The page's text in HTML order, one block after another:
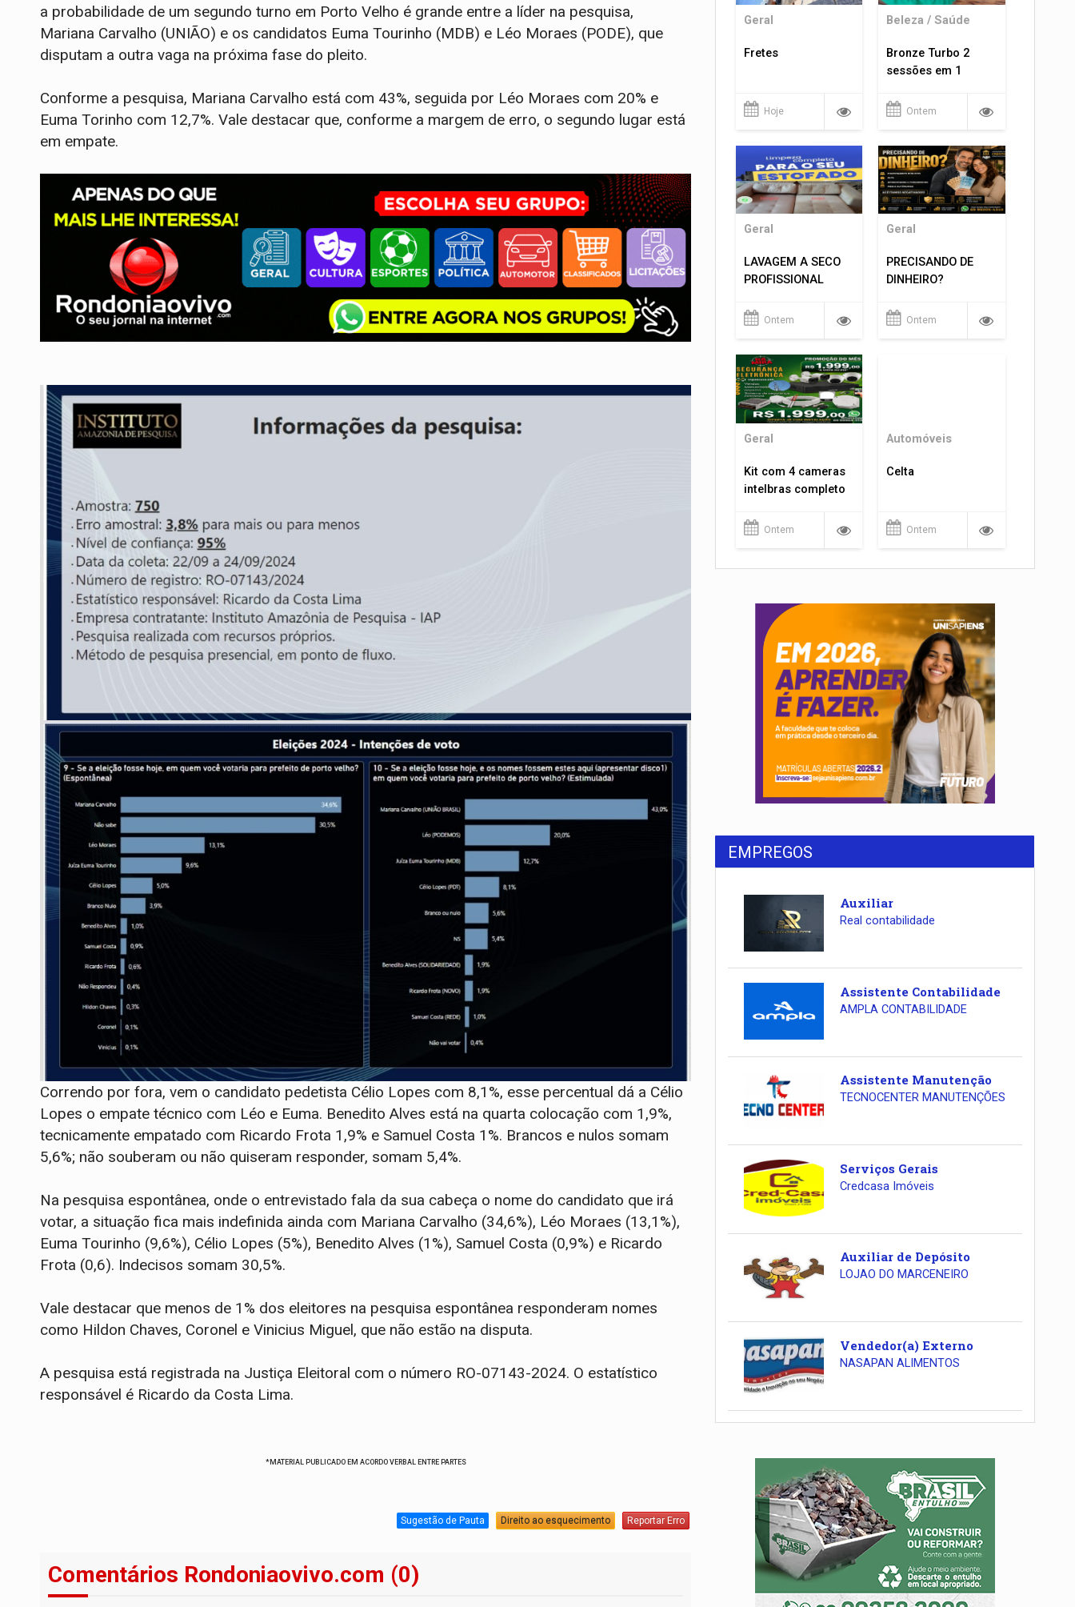
a probabilidade de um segundo turno em Porto Velho é grande entre a líder na pesquisa,
Mariana Carvalho (UNIÃO) e os candidatos Euma Tourinho (MDB) e Léo Moraes (PODE), que
disputam a outra vaga na próxima fase do pleito.
Conforme a pesquisa, Mariana Carvalho está com 43%, seguida por Léo Moraes com 20% e
Euma Torinho com 12,7%. Vale destacar que, conforme a margem de erro, o segundo lugar está
em empate.
Correndo por fora, vem o candidato pedetista Célio Lopes com 8,1%, esse percentual dá a Célio
Lopes o empate técnico com Léo e Euma. Benedito Alves está na quarta colocação com 1,9%,
tecnicamente empatado com Ricardo Frota 1,9% e Samuel Costa 1%. Brancos e nulos somam
5,6%; não souberam ou não quiseram responder, somam 5,4%.
Na pesquisa espontânea, onde o entrevistado fala da sua cabeça o nome do candidato que irá
votar, a situação fica mais indefinida ainda com Mariana Carvalho (34,6%), Léo Moraes (13,1%),
Euma Tourinho (9,6%), Célio Lopes (5%), Benedito Alves (1%), Samuel Costa (0,9%) e Ricardo
Frota (0,6). Indecisos somam 30,5%.
Vale destacar que menos de 1% dos eleitores na pesquisa espontânea responderam nomes
como Hildon Chaves, Coronel e Vinicius Miguel, que não estão na disputa.
A pesquisa está registrada na Justiça Eleitoral com o número RO-07143-2024. O estatístico
responsável é Ricardo da Costa Lima.
*MATERIAL PUBLICADO EM ACORDO VERBAL ENTRE PARTES
Sugestão de Pauta Direito ao esquecimento Reportar Erro
Comentários Rondoniaovivo.com (0)
Geral
Fretes
Hoje
Beleza / Saúde
Bronze Turbo 2
sessões em 1
Ontem
Geral
LAVAGEM A SECO
PROFISSIONAL
Ontem
Geral
PRECISANDO DE
DINHEIRO?
Ontem
Geral
Kit com 4 cameras
intelbras completo
Ontem
Automóveis
Celta
Ontem
EMPREGOS
Auxiliar
Real contabilidade
Assistente Contabilidade
AMPLA CONTABILIDADE
Assistente Manutenção
TECNOCENTER MANUTENÇÕES
Serviços Gerais
Credcasa Imóveis
Auxiliar de Depósito
LOJAO DO MARCENEIRO
Vendedor(a) Externo
NASAPAN ALIMENTOS